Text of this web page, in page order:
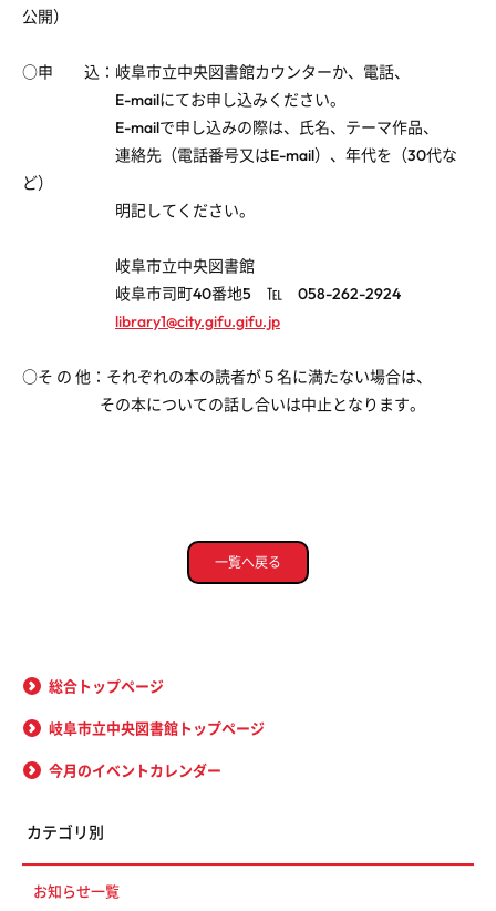
公開）
○申 込：岐阜市立中央図書館カウンターか、電話、
E-mailにてお申し込みください。
E-mailで申し込みの際は、氏名、テーマ作品、
連絡先（電話番号又はE-mail）、年代を（30代な
ど）
明記してください。
岐阜市立中央図書館
岐阜市司町40番地5 ℡ 058-262-2924
library1@city.gifu.gifu.jp
○そ の 他：それぞれの本の読者が５名に満たない場合は、
その本についての話し合いは中止となります。
一覧へ戻る
総合トップページ
岐阜市立中央図書館トップページ
今月のイベントカレンダー
カテゴリ別
お知らせ一覧